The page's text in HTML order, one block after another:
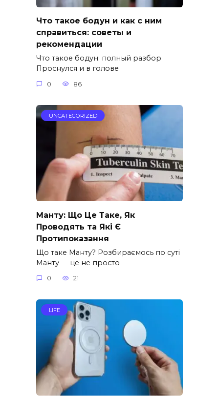
Что такое бодун и как с ним
справиться: советы и
рекомендации
Что такое бодун: полный разбор
Проснулся и в голове
0 86
UNCATEGORIZED
Манту: Що Це Таке, Як
Проводять та Які Є
Протипоказання
Що таке Манту? Розбираємось по суті
Манту — це не просто
0 21
LIFE